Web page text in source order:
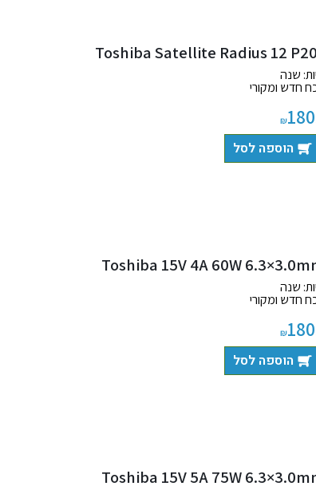
שנה
חדש ומקורי
₪
הוספה לסל
שנה
חדש ומקורי
₪
הוספה לסל